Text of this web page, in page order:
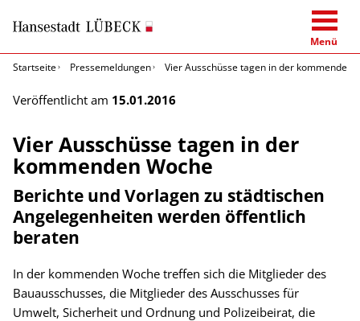
Menü
Startseite
Pressemeldungen Vier Ausschüsse tagen in der kommenden
Veröffentlicht am 15.01.2016
Vier Ausschüsse tagen in der
kommenden Woche
Berichte und Vorlagen zu städtischen
Angelegenheiten werden öffentlich
beraten
In der kommenden Woche treffen sich die Mitglieder des
Bauausschusses, die Mitglieder des Ausschusses für
Umwelt, Sicherheit und Ordnung und Polizeibeirat, die